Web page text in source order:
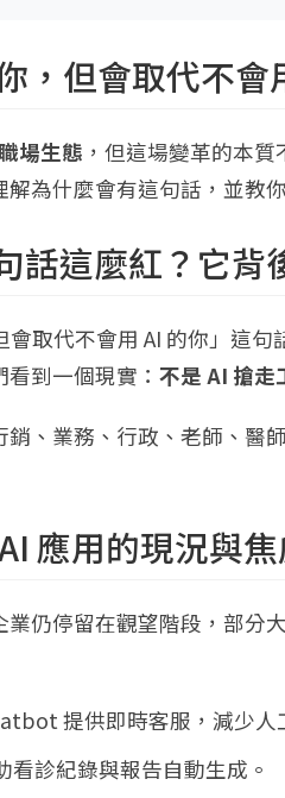
，但會取代不會
場生態 ，但這場變革的本
為什麼會有這句話，並教
話這麼紅？它背
會取代不會用 AI 的你」這
到一個現實： 不是 AI 搶走
銷、業務、行政、老師、
應用的現況與
仍停留在觀望階段，部分
提供即時客服，減少人
看診紀錄與報告自動生成。